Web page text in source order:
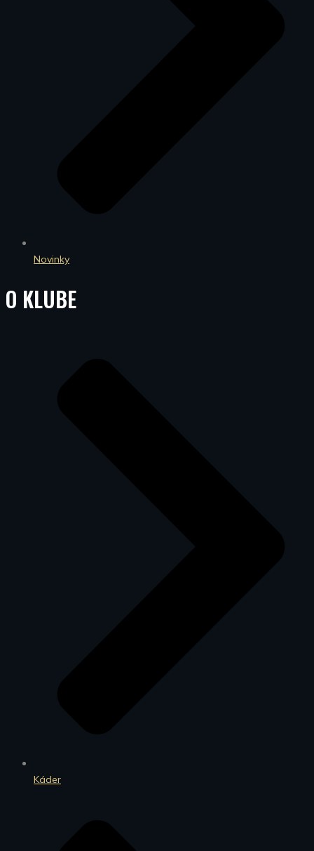
Novinky
O KLUBE
Káder